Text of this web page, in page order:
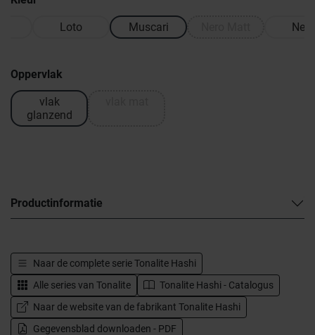
Loto Muscari Nero
Oppervlak
vlak
glanzend
Productinformatie
Naar de complete serieTonalite Hashi
Alle series van Tonalite
Tonalite Hashi - Catalogus
Naar de website van de fabrikant Tonalite Hashi
Gegevensblad downloaden - PDF